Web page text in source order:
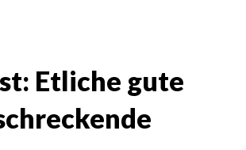
Etliche gute